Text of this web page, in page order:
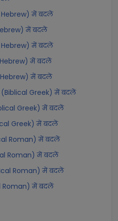
Hebrew) में बदलें
में बदलें
Hebrew) में बदलें
Hebrew) में बदलें
Hebrew) में बदलें
Greek) में बदलें
Greek) में बदलें
Greek) में बदलें
Roman) में बदलें
Roman) में बदलें
Roman) में बदलें
Roman) में बदलें